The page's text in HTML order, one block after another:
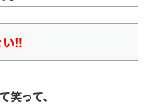
い‼
笑って、